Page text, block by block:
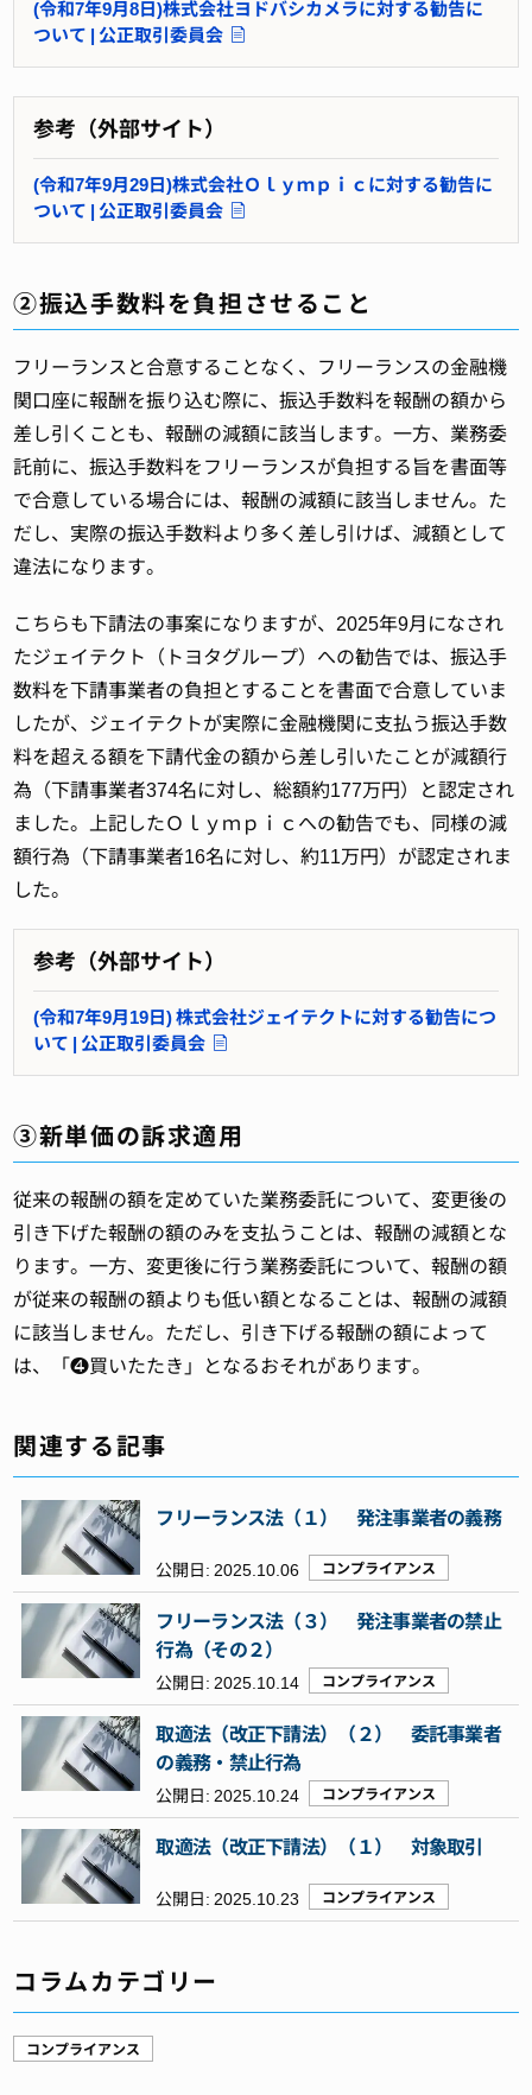
(令和7年9月8日)株式会社ヨドバシカメラに対する勧告に
ついて | 公正取引委員会
参考（外部サイト）
(令和7年9月29日)株式会社Ｏｌｙｍｐｉｃに対する勧告に
ついて | 公正取引委員会
②振込手数料を負担させること
フリーランスと合意することなく、フリーランスの金融機
関口座に報酬を振り込む際に、振込手数料を報酬の額から
差し引くことも、報酬の減額に該当します。一方、業務委
託前に、振込手数料をフリーランスが負担する旨を書面等
で合意している場合には、報酬の減額に該当しません。た
だし、実際の振込手数料より多く差し引けば、減額として
違法になります。
こちらも下請法の事案になりますが、2025年9月になされ
たジェイテクト（トヨタグループ）への勧告では、振込手
数料を下請事業者の負担とすることを書面で合意していま
したが、ジェイテクトが実際に金融機関に支払う振込手数
料を超える額を下請代金の額から差し引いたことが減額行
為（下請事業者374名に対し、総額約177万円）と認定され
ました。上記したＯｌｙｍｐｉｃへの勧告でも、同様の減
額行為（下請事業者16名に対し、約11万円）が認定されま
した。
参考（外部サイト）
(令和7年9月19日) 株式会社ジェイテクトに対する勧告につ
いて | 公正取引委員会
③新単価の訴求適用
従来の報酬の額を定めていた業務委託について、変更後の
引き下げた報酬の額のみを支払うことは、報酬の減額とな
ります。一方、変更後に行う業務委託について、報酬の額
が従来の報酬の額よりも低い額となることは、報酬の減額
に該当しません。ただし、引き下げる報酬の額によって
は、「❹買いたたき」となるおそれがあります。
関連する記事
フリーランス法（１） 発注事業者の義務
公開日:2025.10.06 コンプライアンス
フリーランス法（３） 発注事業者の禁止
行為（その２）
公開日:2025.10.14 コンプライアンス
取適法（改正下請法）（２） 委託事業者
の義務・禁止行為
公開日:2025.10.24 コンプライアンス
取適法（改正下請法）（１） 対象取引
公開日:2025.10.23 コンプライアンス
コラムカテゴリー
コンプライアンス